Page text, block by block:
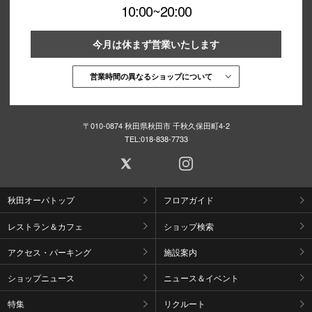
10:00~20:00
今月は休まず営業いたします
営業時間の異なるショップについて
〒010-0874 秋田県秋田市 千秋久保田町4-2
TEL:018-838-7733
秋田オーパトップ フロアガイド
レストラン＆カフェ ショップ検索
アクセス・パーキング 施設案内
ショップニュース ニュース＆イベント
特集 リクルート